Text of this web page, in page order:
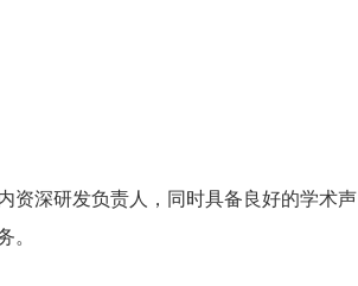
资深研发负责人，同时具备良好的学术声
。